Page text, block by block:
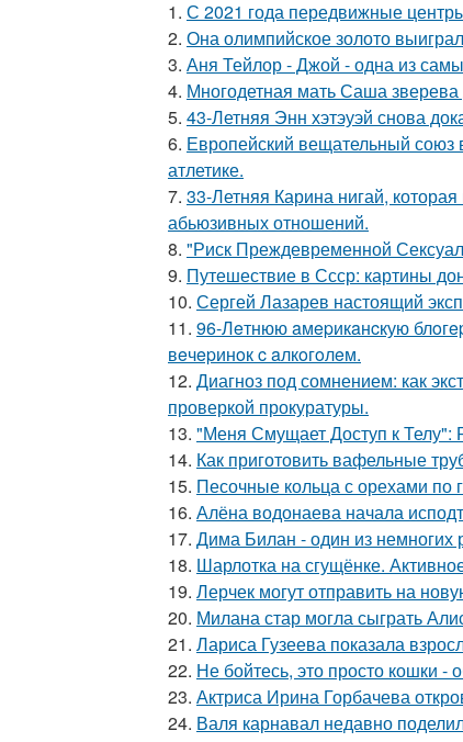
1. С 2021 года передвижные
2. Она олимпийское золото
3. Аня Тейлор - Джой - одна из
4. Многодетная мать Саша
5. 43-Летняя Энн хэтэуэй снова
6. Европейский вещательный союз
атлетике.
7. 33-Летняя Карина нигай,
абьюзивных отношений.
8. "Риск Преждевременной
9. Путешествие в Ссср: картины
10. Сергей Лазарев настоящий
11. 96-Лeтнюю aмepикaнcкую
вeчepинoк c aлкoгoлeм.
12. Диагноз под сомнением: как
проверкой прокуратуры.
13. "Меня Смущает Доступ к Телу":
14. Как приготовить вафельные
15. Песочные кольца с орехами по
16. Алёна водонаева начала
17. Дима Билан - один из немногих
18. Шарлотка на сгущёнке.
19. Лерчек могут отправить на
20. Милана стар могла сыграть
21. Лариса Гузеева показала
22. Не бойтесь, это просто кошки -
23. Актриса Ирина Горбачева
24. Валя карнавал недавно